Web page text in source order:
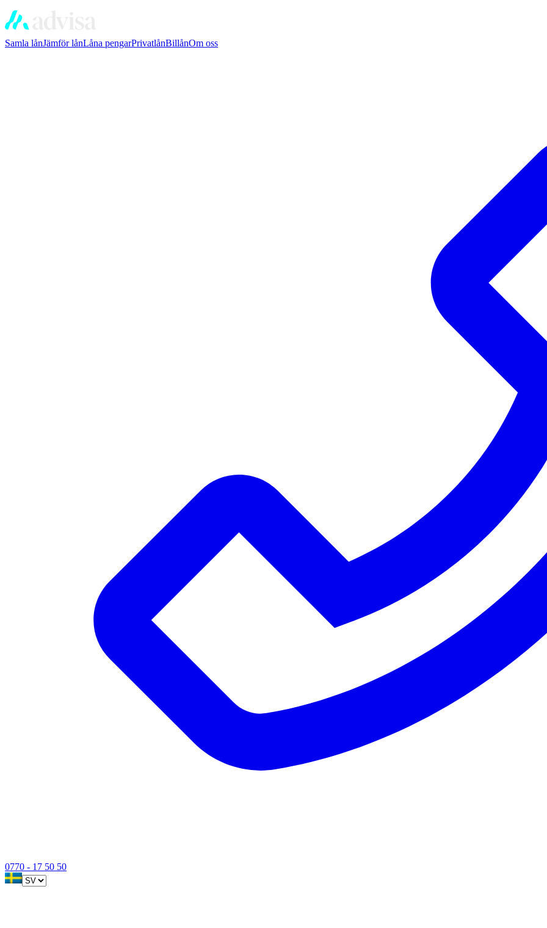
Samla lånJämför lånLåna pengarPrivatlånBillånOm oss
0770 - 17 50 50